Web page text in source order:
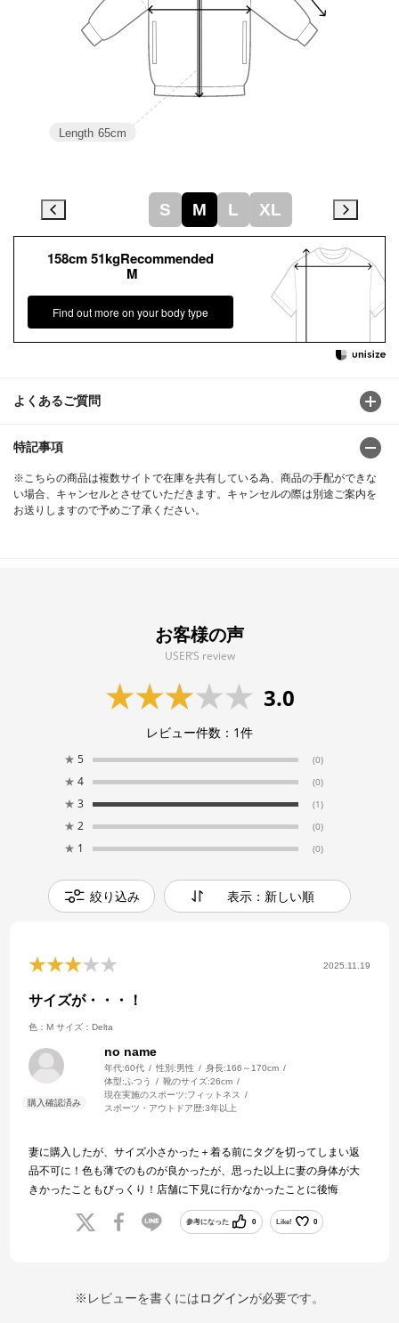
よくあるご質問
特記事項
※こちらの商品は複数サイトで在庫を共有している為、商品の手配ができな
い場合、キャンセルとさせていただきます。キャンセルの際は別途ご案内を
お送りしますので予めご了承ください。
158cm 51kgRecommended
M
Find out more on your body type
Length 65cm
S M L XL
お客様の声
USER’S review
3.0
レビュー件数： 1件
★ 5 (0)
★ 4 (0)
★ 3 (1)
★ 2 (0)
★ 1 (0)
絞り込み 表示：新しい順
2025.11.19
サイズが・・・！
色：M サイズ：Delta
no name
年代:60代 性別:男性 身長:166～170cm
体型:ふつう 靴のサイズ:26cm
現在実施のスポーツ:フィットネス
スポーツ・アウトドア歴:3年以上
妻に購入したが、サイズ小さかった＋着る前にタグを切ってしまい返
品不可に！色も薄でのものが良かったが、思った以上に妻の身体が大
きかったこともびっくり！店舗に下見に行かなかったことに後悔
参考になった 0 Like! 0
※レビューを書くにはログインが必要です。